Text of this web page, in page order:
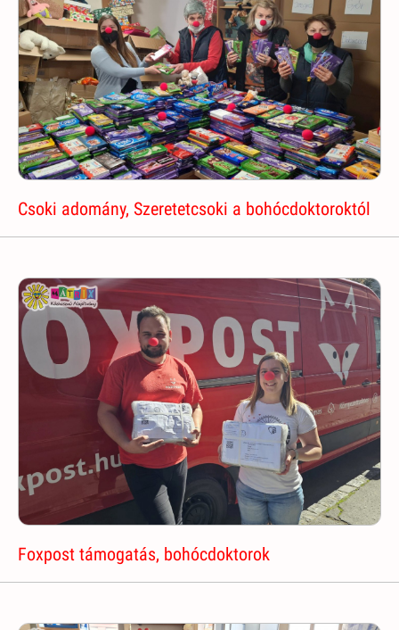
Csoki adomány, Szeretetcsoki a bohócdoktoroktól
Foxpost támogatás, bohócdoktorok